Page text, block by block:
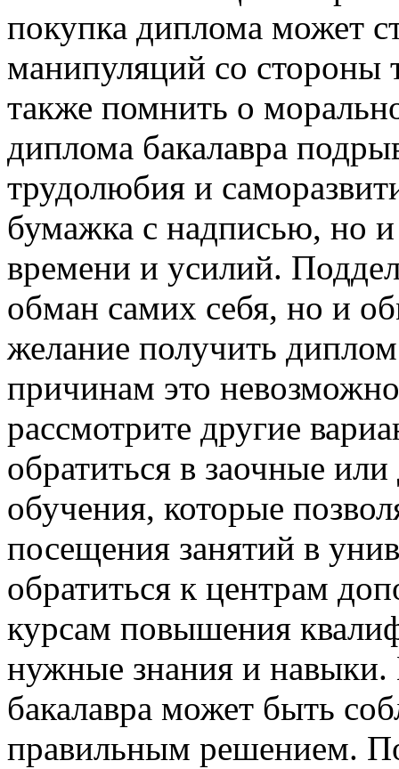
покупка диплома может
манипуляций со стороны
также помнить о
диплома бакалавра
трудолюбия и
бумажка с надписью, но и
времени и усилий.
обман самих себя, но и
желание получить
причинам это
рассмотрите другие
обратиться в заочные
обучения, которые
посещения занятий в
обратиться к центрам
курсам повышения
нужные знания и
бакалавра может быть
правильным решением.